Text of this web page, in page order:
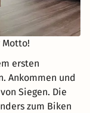
Motto!
ersten
Ankommen und
Siegen. Die
zum Biken